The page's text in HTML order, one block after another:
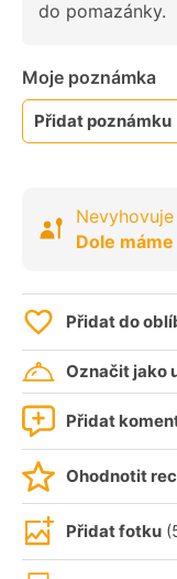
do pomazánky.
Moje poznámka
Přidat poznámku
Dole
Přidat do
Označit jako
Přidat
Ohodnotit
Přidat fotku